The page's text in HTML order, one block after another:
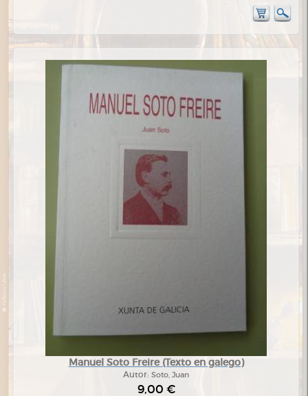
Manuel Soto Freire (Texto en galego)
Autor: Soto, Juan
9,00 €